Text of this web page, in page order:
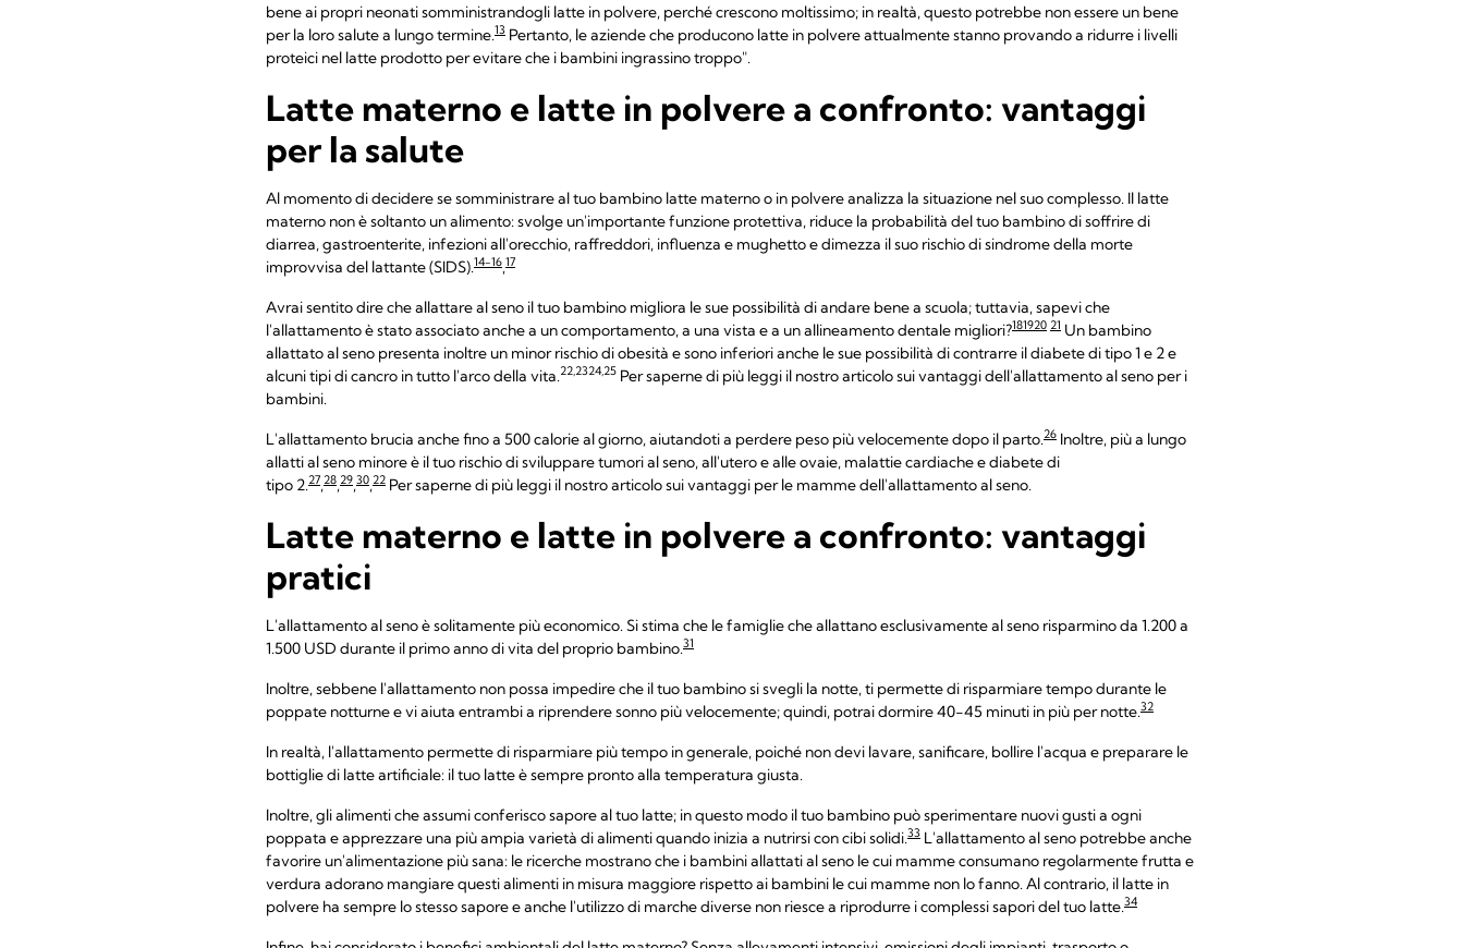
bene ai propri neonati somministrandogli latte in polvere, perché crescono moltissimo; in realtà, questo potrebbe non essere un bene
per la loro salute a lungo termine.13 Pertanto, le aziende che producono latte in polvere attualmente stanno provando a ridurre i livelli
proteici nel latte prodotto per evitare che i bambini ingrassino troppo".
Latte materno e latte in polvere a confronto: vantaggi
per la salute
Al momento di decidere se somministrare al tuo bambino latte materno o in polvere analizza la situazione nel suo complesso. Il latte
materno non è soltanto un alimento: svolge un'importante funzione protettiva, riduce la probabilità del tuo bambino di soffrire di
diarrea, gastroenterite, infezioni all'orecchio, raffreddori, influenza e mughetto e dimezza il suo rischio di sindrome della morte
improvvisa del lattante (SIDS).14-16,17
Avrai sentito dire che allattare al seno il tuo bambino migliora le sue possibilità di andare bene a scuola; tuttavia, sapevi che
l'allattamento è stato associato anche a un comportamento, a una vista e a un allineamento dentale migliori?181920 21 Un bambino
allattato al seno presenta inoltre un minor rischio di obesità e sono inferiori anche le sue possibilità di contrarre il diabete di tipo 1 e 2 e
alcuni tipi di cancro in tutto l'arco della vita.22,2324,25 Per saperne di più leggi il nostro articolo sui vantaggi dell'allattamento al seno per i
bambini.
L'allattamento brucia anche fino a 500 calorie al giorno, aiutandoti a perdere peso più velocemente dopo il parto.26 Inoltre, più a lungo
allatti al seno minore è il tuo rischio di sviluppare tumori al seno, all'utero e alle ovaie, malattie cardiache e diabete di
tipo 2.27,28,29,30,22 Per saperne di più leggi il nostro articolo sui vantaggi per le mamme dell'allattamento al seno.
Latte materno e latte in polvere a confronto: vantaggi
pratici
L'allattamento al seno è solitamente più economico. Si stima che le famiglie che allattano esclusivamente al seno risparmino da 1.200 a
1.500 USD durante il primo anno di vita del proprio bambino.31
Inoltre, sebbene l'allattamento non possa impedire che il tuo bambino si svegli la notte, ti permette di risparmiare tempo durante le
poppate notturne e vi aiuta entrambi a riprendere sonno più velocemente; quindi, potrai dormire 40-45 minuti in più per notte.32
In realtà, l'allattamento permette di risparmiare più tempo in generale, poiché non devi lavare, sanificare, bollire l'acqua e preparare le
bottiglie di latte artificiale: il tuo latte è sempre pronto alla temperatura giusta.
Inoltre, gli alimenti che assumi conferisco sapore al tuo latte; in questo modo il tuo bambino può sperimentare nuovi gusti a ogni
poppata e apprezzare una più ampia varietà di alimenti quando inizia a nutrirsi con cibi solidi.33 L'allattamento al seno potrebbe anche
favorire un'alimentazione più sana: le ricerche mostrano che i bambini allattati al seno le cui mamme consumano regolarmente frutta e
verdura adorano mangiare questi alimenti in misura maggiore rispetto ai bambini le cui mamme non lo fanno. Al contrario, il latte in
polvere ha sempre lo stesso sapore e anche l'utilizzo di marche diverse non riesce a riprodurre i complessi sapori del tuo latte.34